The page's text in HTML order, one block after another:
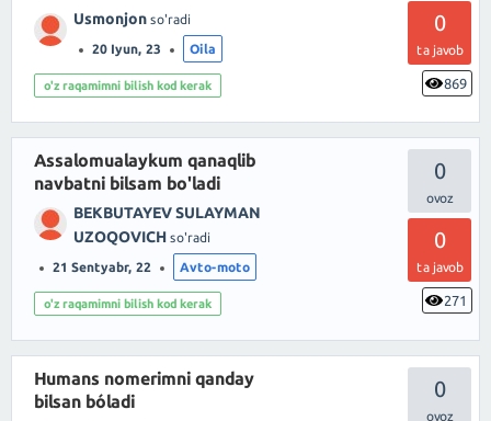
0
ta javob
869
Usmonjon so'radi
20 Iyun, 23 Oila
o'z raqamimni bilish kod kerak
0
0
ta javob
271
Assalomualaykum qanaqlib
navbatni bilsam bo'ladi
BEKBUTAYEV SULAYMAN
UZOQOVICH so'radi
21 Sentyabr, 22 Avto-moto
o'z raqamimni bilish kod kerak
0
Humans nomerimni qanday
bilsan bóladi